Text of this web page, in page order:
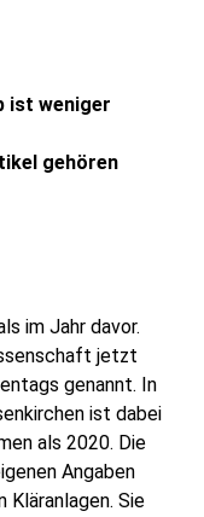
ist weniger
gehören
im Jahr davor.
jetzt
genannt. In
ist dabei
als 2020. Die
Angaben
Sie